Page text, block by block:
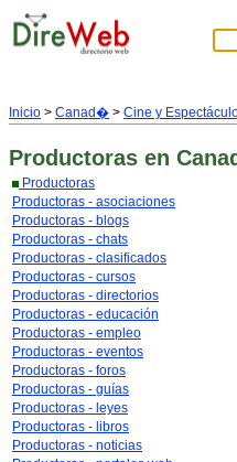
Inicio > Canad� > Cine y
Productoras en
Productoras
Productoras - asociaciones
Productoras - blogs
Productoras - chats
Productoras - clasificados
Productoras - cursos
Productoras - directorios
Productoras - educación
Productoras - empleo
Productoras - eventos
Productoras - foros
Productoras - guías
Productoras - leyes
Productoras - libros
Productoras - noticias